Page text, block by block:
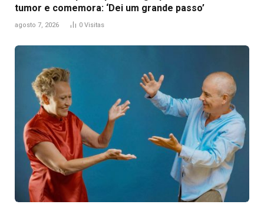
tumor e comemora: ‘Dei um grande passo’
agosto 7, 2026 0 Visitas